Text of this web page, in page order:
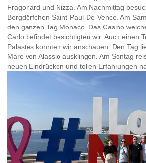
Fragonard und Nizza. Am Nachmittag
Bergdörfchen Saint-Paul-De-Vence. Am
den ganzen Tag Monaco. Das Casino
Carlo befindet besichtigten wir. Auch einen
Palastes konnten wir anschauen. Den Tag
Mare von Alassio ausklingen. Am Sontag
neuen Eindrücken und tollen Erfahrungen